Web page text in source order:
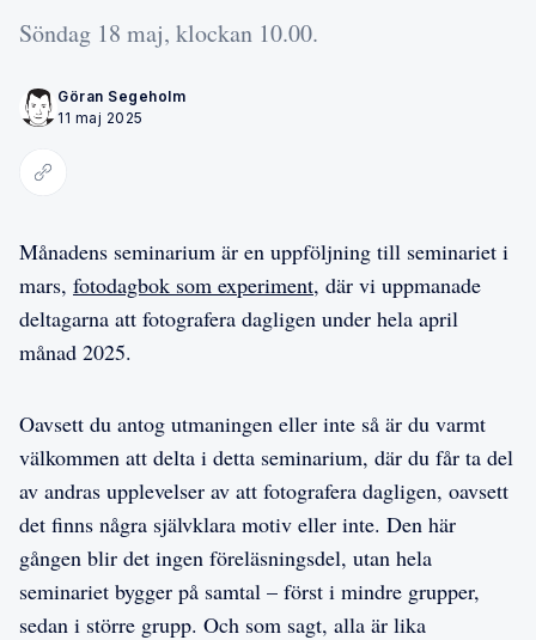
Söndag 18 maj, klockan 10.00.
Göran Segeholm
11 maj 2025
Kopiera länk
Månadens seminarium är en uppföljning till seminariet i
mars, fotodagbok som experiment, där vi uppmanade
deltagarna att fotografera dagligen under hela april
månad 2025.
Oavsett du antog utmaningen eller inte så är du varmt
välkommen att delta i detta seminarium, där du får ta del
av andras upplevelser av att fotografera dagligen, oavsett
det finns några självklara motiv eller inte. Den här
gången blir det ingen föreläsningsdel, utan hela
seminariet bygger på samtal – först i mindre grupper,
sedan i större grupp. Och som sagt, alla är lika